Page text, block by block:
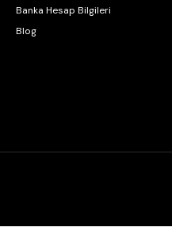
Banka Hesap Bilgileri
Blog